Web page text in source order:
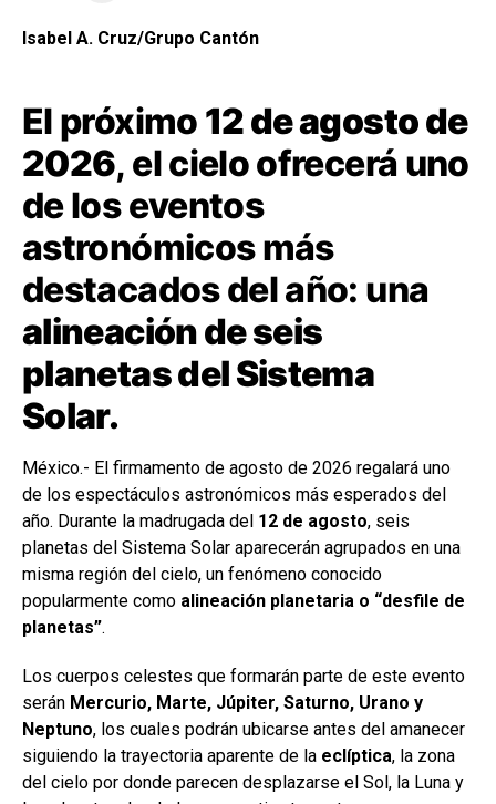
Isabel A. Cruz/Grupo Cantón
El próximo 12 de agosto de
2026, el cielo ofrecerá uno
de los eventos
astronómicos más
destacados del año: una
alineación de seis
planetas del Sistema
Solar.
México.- El firmamento de agosto de 2026 regalará uno
de los espectáculos astronómicos más esperados del
año. Durante la madrugada del 12 de agosto, seis
planetas del Sistema Solar aparecerán agrupados en una
misma región del cielo, un fenómeno conocido
popularmente como alineación planetaria o “desfile de
planetas”.
Los cuerpos celestes que formarán parte de este evento
serán Mercurio, Marte, Júpiter, Saturno, Urano y
Neptuno, los cuales podrán ubicarse antes del amanecer
siguiendo la trayectoria aparente de la eclíptica, la zona
del cielo por donde parecen desplazarse el Sol, la Luna y